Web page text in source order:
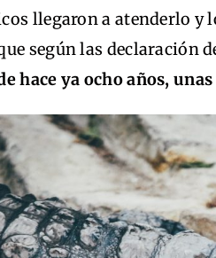
llegaron a atenderlo y
según las declaración
hace ya ocho años,